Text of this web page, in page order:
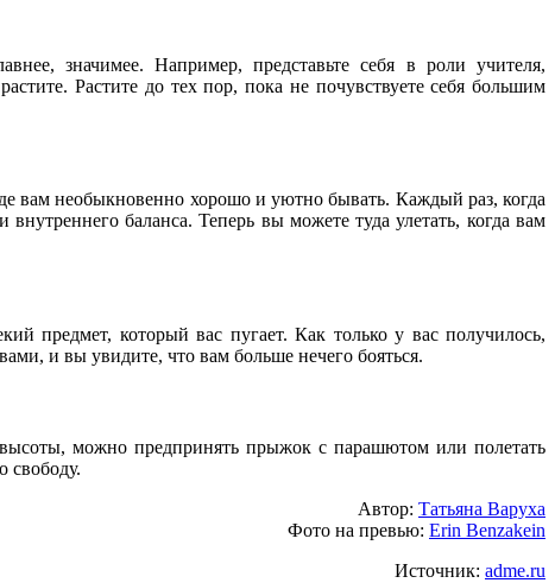
значимее. Например, представьте себя в роли учителя,
Растите до тех пор, пока не почувствуете себя большим
вам необыкновенно хорошо и уютно бывать. Каждый раз, когда
баланса. Теперь вы можете туда улетать, когда вам
предмет, который вас пугает. Как только у вас получилось,
и вы увидите, что вам больше нечего бояться.
можно предпринять прыжок с парашютом или полетать
свободу.
Автор: Татьяна Варуха
Фото на превью: Erin Benzakein
Источник: adme.ru